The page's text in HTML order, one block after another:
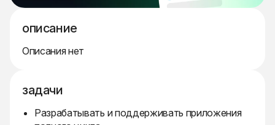
описание
Описания нет
задачи
Разрабатывать и поддерживать приложения